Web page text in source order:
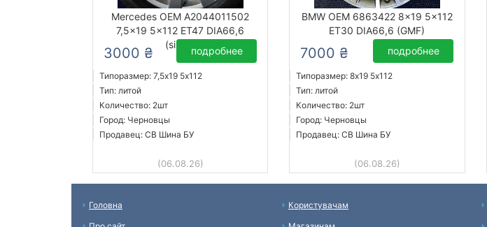
Mercedes OEM A2044011502
7,5x19 5x112 ET47 DIA66,6
(silver)
3000 ₴ подробнее
Типоразмер: 7,5x19 5х112
Тип: литой
Количество: 2шт
Город: Черновцы
Продавец: СВ Шина БУ
(06.08.26)
BMW OEM 6863422 8x19 5x112
ET30 DIA66,6 (GMF)
7000 ₴ подробнее
Типоразмер: 8x19 5х112
Тип: литой
Количество: 2шт
Город: Черновцы
Продавец: СВ Шина БУ
(06.08.26)
Головна
Користувачам